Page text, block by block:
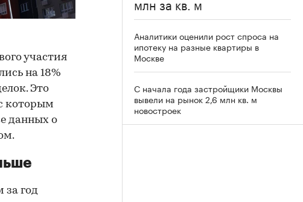
участия
на 18%
Это
которым
данных о
за год
Аналитики оценили рост спроса на
ипотеку на разные квартиры в
Москве
С начала года застройщики Москвы
вывели на рынок 2,6 млн кв. м
новостроек